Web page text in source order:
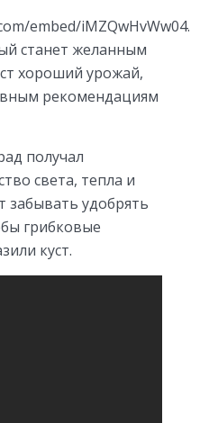
embed/iMZQwHvWw04.
станет желанным
хороший урожай,
рекомендациям
получал
света, тепла и
забывать удобрять
грибковые
куст.